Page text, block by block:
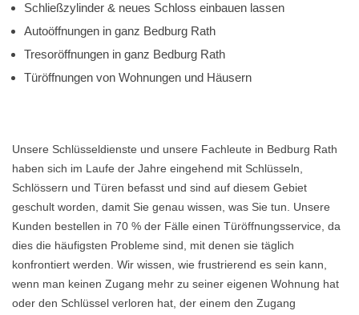
Schließzylinder & neues Schloss einbauen lassen
Autoöffnungen in ganz Bedburg Rath
Tresoröffnungen in ganz Bedburg Rath
Türöffnungen von Wohnungen und Häusern
Unsere Schlüsseldienste und unsere Fachleute in Bedburg Rath
haben sich im Laufe der Jahre eingehend mit Schlüsseln,
Schlössern und Türen befasst und sind auf diesem Gebiet
geschult worden, damit Sie genau wissen, was Sie tun. Unsere
Kunden bestellen in 70 % der Fälle einen Türöffnungsservice, da
dies die häufigsten Probleme sind, mit denen sie täglich
konfrontiert werden. Wir wissen, wie frustrierend es sein kann,
wenn man keinen Zugang mehr zu seiner eigenen Wohnung hat
oder den Schlüssel verloren hat, der einem den Zugang